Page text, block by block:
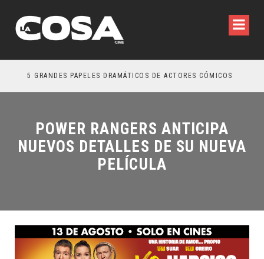
5 GRANDES PAPELES DRAMÁTICOS DE ACTORES CÓMICOS
POWER RANGERS ANTICIPA
NUEVOS DETALLES DE SU NUEVA
PELÍCULA